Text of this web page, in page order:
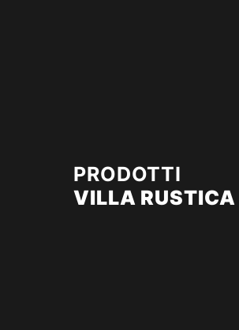
PRODOTTI
VILLA RUSTICA